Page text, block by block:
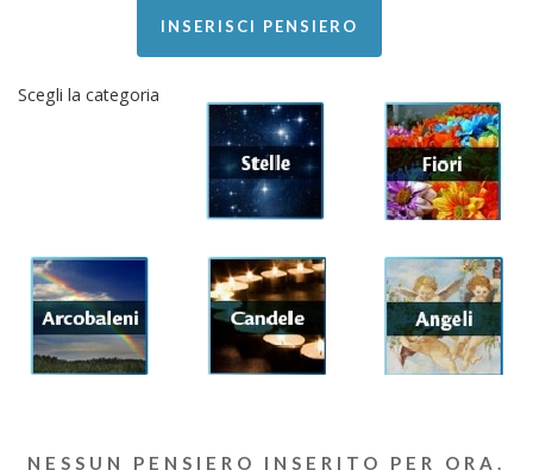
INSERISCI PENSIERO
Scegli la categoria
NESSUN PENSIERO INSERITO PER ORA.